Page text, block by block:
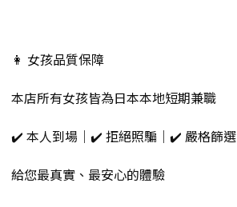
👩 女孩品質保障
本店所有女孩皆為日本本地短期兼職
✔️ 本人到場｜✔️ 拒絕照騙｜✔️ 嚴格篩選
給您最真實、最安心的體驗